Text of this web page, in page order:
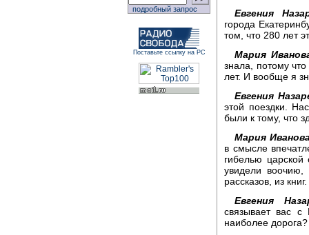
подробный запрос
Поставьте ссылку на РС
Евгения
города
том, что 280 лет
Мария
знала, потому
лет. И вообще я
Евгения
этой поездки.
были к тому, что
Мария
в смысле
гибелью
увидели воочию,
рассказов, из
Евгения
связывает вас с
наиболее дорога?